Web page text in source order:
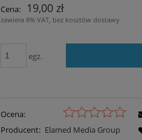
Cena: 19,00 zł
zawiera 8% VAT, bez kosztów dostawy
egz.
Ocena:
Producent: Elamed Media Group